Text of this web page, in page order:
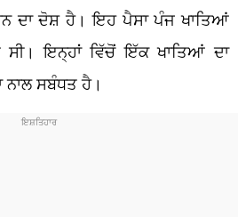
ਦਾ ਦੋਸ਼ ਹੈ। ਇਹ ਪੈਸਾ ਪੰਜ ਖਾਤਿਆਂ
ਸੀ। ਇਨ੍ਹਾਂ ਵਿੱਚੋਂ ਇੱਕ ਖਾਤਿਆਂ ਦਾ
ਨਾਲ ਸਬੰਧਤ ਹੈ।